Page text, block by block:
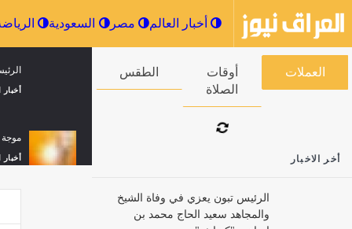
أخبار العالم مصر السعودية
العملات أوقات الصلاة الطقس
أخر الاخبار
والمجاهد سعيد الحاج محمد بن
إبراهيم "كعباش"
أخبار
موجة
أخبار